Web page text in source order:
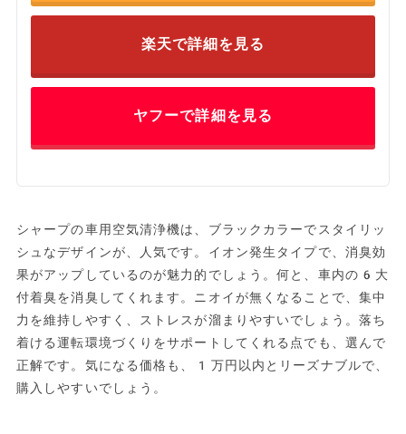
楽天で詳細を見る
ヤフーで詳細を見る
シャープの車用空気清浄機は、ブラックカラーでスタイリッ
シュなデザインが、人気です。イオン発生タイプで、消臭効
果がアップしているのが魅力的でしょう。何と、車内の6大
付着臭を消臭してくれます。ニオイが無くなることで、集中
力を維持しやすく、ストレスが溜まりやすいでしょう。落ち
着ける運転環境づくりをサポートしてくれる点でも、選んで
正解です。気になる価格も、1万円以内とリーズナブルで、
購入しやすいでしょう。